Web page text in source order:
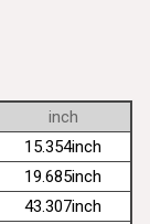
inch
15.354inch
19.685inch
43.307inch